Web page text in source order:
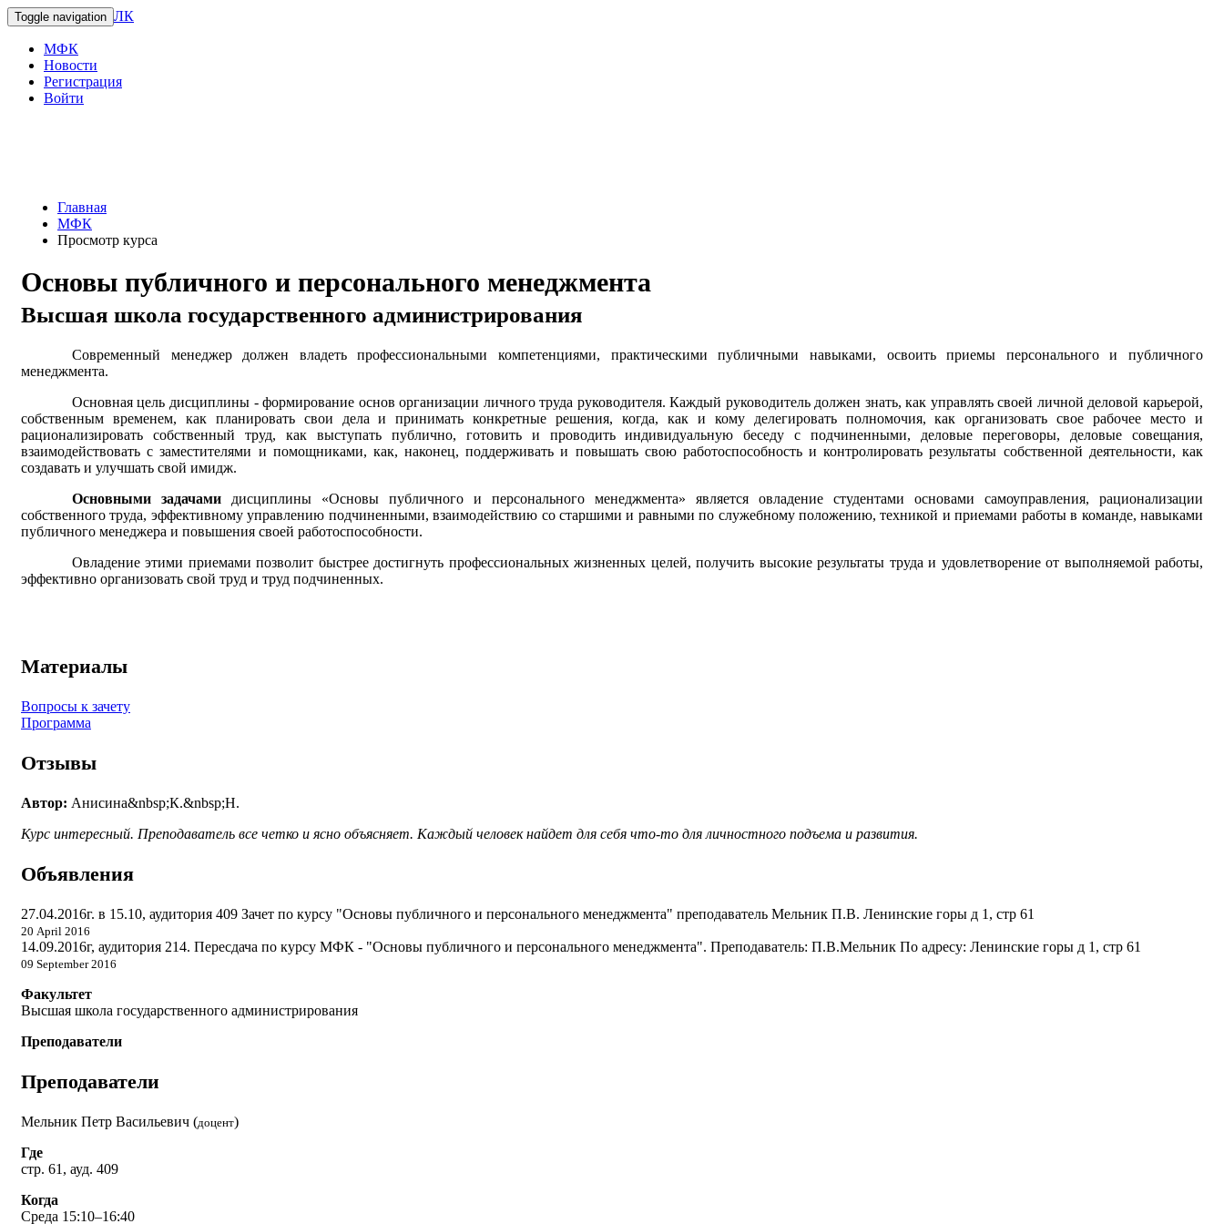
Toggle navigation ЛК
МФК
Новости
Регистрация
Войти
Главная
МФК
Просмотр курса
Основы публичного и персонального менеджмента
Высшая школа государственного администрирования
Современный менеджер должен владеть профессиональными компетенциями, практическими публичными навыками, освоить приемы персонального и публичного
менеджмента.
Основная цель дисциплины - формирование основ организации личного труда руководителя. Каждый руководитель должен знать, как управлять своей личной деловой карьерой,
собственным временем, как планировать свои дела и принимать конкретные решения, когда, как и кому делегировать полномочия, как организовать свое рабочее место и
рационализировать собственный труд, как выступать публично, готовить и проводить индивидуальную беседу с подчиненными, деловые переговоры, деловые совещания,
взаимодействовать с заместителями и помощниками, как, наконец, поддерживать и повышать свою работоспособность и контролировать результаты собственной деятельности, как
создавать и улучшать свой имидж.
Основными задачами дисциплины «Основы публичного и персонального менеджмента» является овладение студентами основами самоуправления, рационализации
собственного труда, эффективному управлению подчиненными, взаимодействию со старшими и равными по служебному положению, техникой и приемами работы в команде, навыками
публичного менеджера и повышения своей работоспособности.
Овладение этими приемами позволит быстрее достигнуть профессиональных жизненных целей, получить высокие результаты труда и удовлетворение от выполняемой работы,
эффективно организовать свой труд и труд подчиненных.
Материалы
Вопросы к зачету
Программа
Отзывы
Автор: Анисина&nbsp;К.&nbsp;Н.
Курс интересный. Преподаватель все четко и ясно объясняет. Каждый человек найдет для себя что-то для личностного подъема и развития.
Объявления
27.04.2016г. в 15.10, аудитория 409 Зачет по курсу "Основы публичного и персонального менеджмента" преподаватель Мельник П.В. Ленинские горы д 1, стр 61
20 April 2016
14.09.2016г, аудитория 214. Пересдача по курсу МФК - "Основы публичного и персонального менеджмента". Преподаватель: П.В.Мельник По адресу: Ленинские горы д 1, стр 61
09 September 2016
Факультет
Высшая школа государственного администрирования
Преподаватели
Преподаватели
Мельник Петр Васильевич (доцент)
Где
стр. 61, ауд. 409
Когда
Среда 15:10–16:40